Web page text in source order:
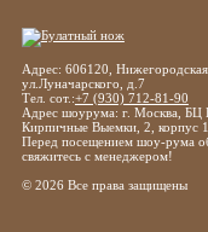
Адрес: 606120, Нижегородская
ул.Луначарского, д.7
Тел. сот.:+7 (930) 712-81-90
Адрес шоурума: г. Москва,
Кирпичные Выемки, 2, корпус 1
Перед посещением шоу-рума
свяжитесь с менеджером!
© 2026 Все права защищены